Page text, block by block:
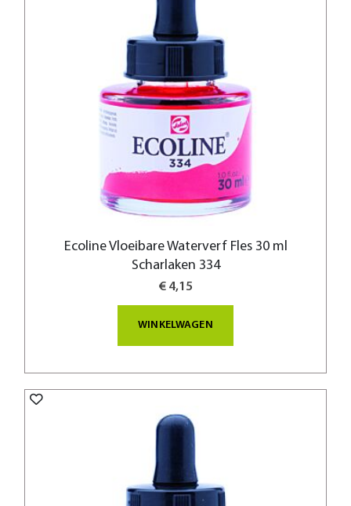
Ecoline Vloeibare Waterverf Fles 30 ml
Scharlaken 334
€ 4,15
WINKELWAGEN